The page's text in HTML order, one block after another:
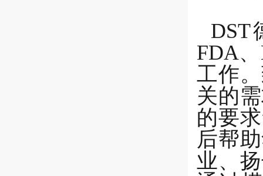
DST
FDA
工作
关的
的要
后帮
业、